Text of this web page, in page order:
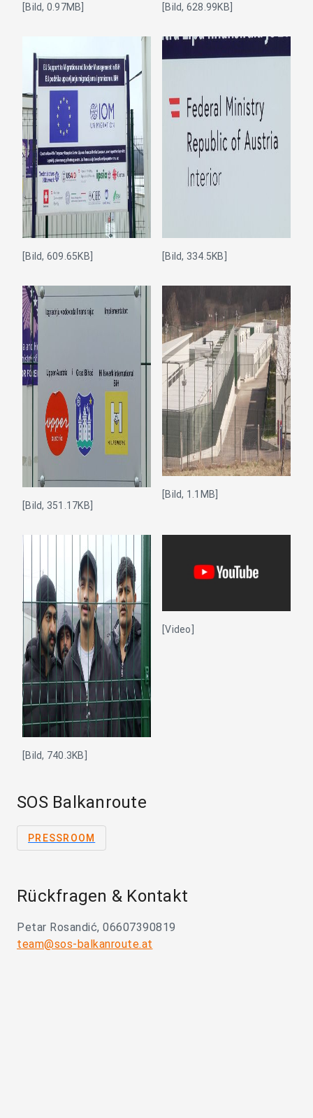
[Bild, 0.97MB] [Bild, 628.99KB]
[Bild, 609.65KB] [Bild, 334.5KB]
[Bild, 351.17KB]
[Bild, 1.1MB]
[Bild, 740.3KB]
[Video]
SOS Balkanroute
PRESSROOM
Rückfragen & Kontakt
Petar Rosandić, 06607390819
team@sos-balkanroute.at